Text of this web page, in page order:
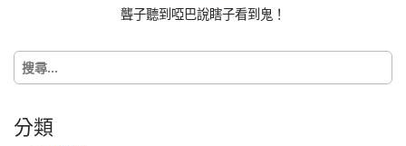
o
聾子聽到啞巴說瞎子看到鬼！
搜
尋
字:
分類